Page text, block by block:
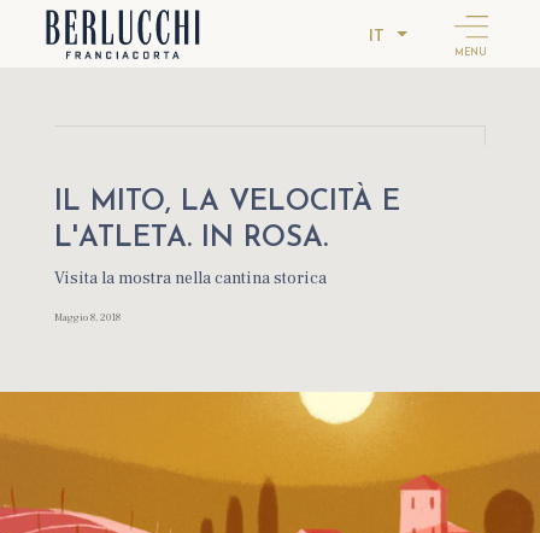
IT
MENU
IL MITO, LA VELOCITÀ E
L'ATLETA. IN ROSA.
Visita la mostra nella cantina storica
Maggio 8, 2018